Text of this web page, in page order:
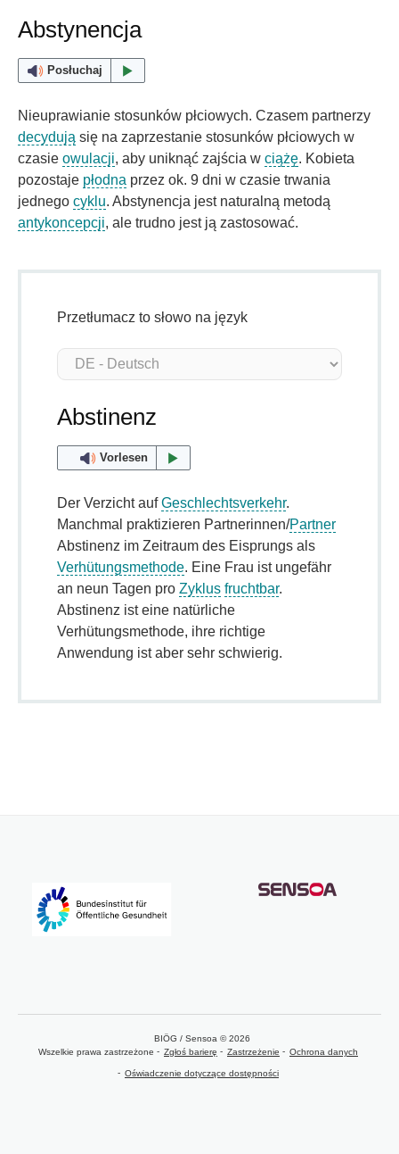
Abstynencja
Posłuchaj
Nieuprawianie stosunków płciowych. Czasem partnerzy
decydują się na zaprzestanie stosunków płciowych w
czasie owulacji, aby uniknąć zajścia w ciążę. Kobieta
pozostaje płodna przez ok. 9 dni w czasie trwania
jednego cyklu. Abstynencja jest naturalną metodą
antykoncepcji, ale trudno jest ją zastosować.
Przetłumacz to słowo na język
Abstinenz
Vorlesen
Der Verzicht aufGeschlechtsverkehr.
Manchmal praktizieren Partnerinnen/Partner
Abstinenz im Zeitraum des Eisprungs als
Verhütungsmethode. Eine Frau ist ungefähr
an neun Tagen pro Zyklus fruchtbar.
Abstinenz ist eine natürliche
Verhütungsmethode, ihre richtige
Anwendung ist aber sehr schwierig.
BIÖG / Sensoa © 2026
Wszelkie prawa zastrzeżone
Zgłoś barierę Zastrzeżenie Ochrona danych
Oświadczenie dotyczące dostępności